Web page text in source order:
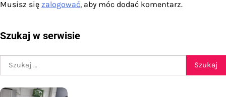
Musisz się zalogować, aby móc dodać komentarz.
Szukaj w serwisie
Szukaj: